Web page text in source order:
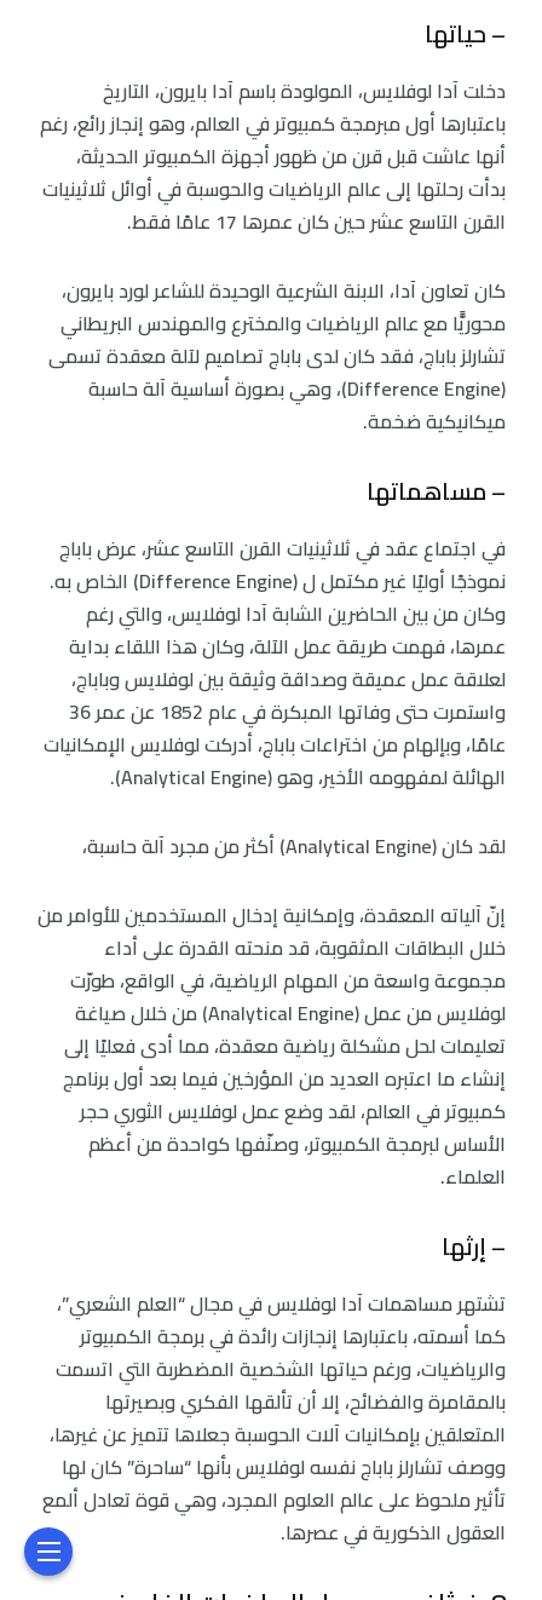
– حياتها
دخلت آدا لوفلايس، المولودة باسم آدا بايرون، التاريخ
باعتبارها أول مبرمجة كمبيوتر في العالم، وهو إنجاز رائع، رغم
أنها عاشت قبل قرن من ظهور أجهزة الكمبيوتر الحديثة،
بدأت رحلتها إلى عالم الرياضيات والحوسبة في أوائل ثلاثينيات
القرن التاسع عشر حين كان عمرها 17 عامًا فقط.
كان تعاون آدا، الابنة الشرعية الوحيدة للشاعر لورد بايرون،
محوريًّا مع عالم الرياضيات والمخترع والمهندس البريطاني
تشارلز باباج، فقد كان لدى باباج تصاميم لآلة معقدة تسمى
(Difference Engine)، وهي بصورة أساسية آلة حاسبة
ميكانيكية ضخمة.
– مساهماتها
في اجتماع عقد في ثلاثينيات القرن التاسع عشر، عرض باباج
نموذجًا أوليًا غير مكتمل ل (Difference Engine) الخاص به.
وكان من بين الحاضرين الشابة آدا لوفلايس، والتي رغم
عمرها، فهمت طريقة عمل الآلة، وكان هذا اللقاء بداية
لعلاقة عمل عميقة وصداقة وثيقة بين لوفلايس وباباج،
واستمرت حتى وفاتها المبكرة في عام 1852 عن عمر 36
عامًا، وبإلهام من اختراعات باباج، أدركت لوفلايس الإمكانيات
الهائلة لمفهومه الأخير، وهو (Analytical Engine).
لقد كان (Analytical Engine) أكثر من مجرد آلة حاسبة،
إنّ آلياته المعقدة، وإمكانية إدخال المستخدمين للأوامر من
خلال البطاقات المثقوبة، قد منحته القدرة على أداء
مجموعة واسعة من المهام الرياضية، في الواقع، طورّت
لوفلايس من عمل (Analytical Engine) من خلال صياغة
تعليمات لحل مشكلة رياضية معقدة، مما أدى فعليًا إلى
إنشاء ما اعتبره العديد من المؤرخين فيما بعد أول برنامج
كمبيوتر في العالم، لقد وضع عمل لوفلايس الثوري حجر
الأساس لبرمجة الكمبيوتر، وصنّفها كواحدة من أعظم
العلماء.
– إرثها
تشتهر مساهمات آدا لوفلايس في مجال “العلم الشعري”،
كما أسمته، باعتبارها إنجازات رائدة في برمجة الكمبيوتر
والرياضيات، ورغم حياتها الشخصية المضطربة التي اتسمت
بالمقامرة والفضائح، إلا أن تألقها الفكري وبصيرتها
المتعلقين بإمكانيات آلات الحوسبة جعلاها تتميز عن غيرها،
ووصف تشارلز باباج نفسه لوفلايس بأنها “ساحرة” كان لها
تأثير ملحوظ على عالم العلوم المجرد، وهي قوة تعادل ألمع
العقول الذكورية في عصرها.